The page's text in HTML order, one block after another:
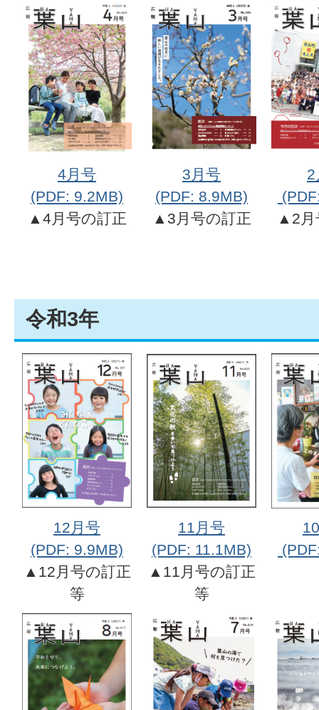
4月号
(PDF: 9.2MB)
▲4月号の訂正
3月号
(PDF: 8.9MB)
▲3月号の訂正
2
▲2月
令和3年
12月号
(PDF: 9.9MB)
▲12月号の訂正
等
11月号
(PDF: 11.1MB)
▲11月号の訂正
等